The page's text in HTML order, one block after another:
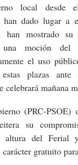
local desde
dado lugar a
han mostrado
una moción del
el uso
plazas
celebrará mañana
(PRC-PSOE)
su
altura del
gratuito